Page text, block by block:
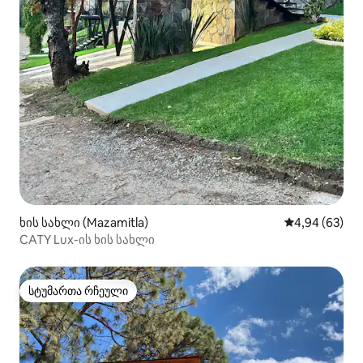
ხის სახლი (Mazamitla) საშუალო
4,94 (63)
CATY Lux-ის ხის სახლი
სტუმართა რჩეული
სტუმართა რჩეული